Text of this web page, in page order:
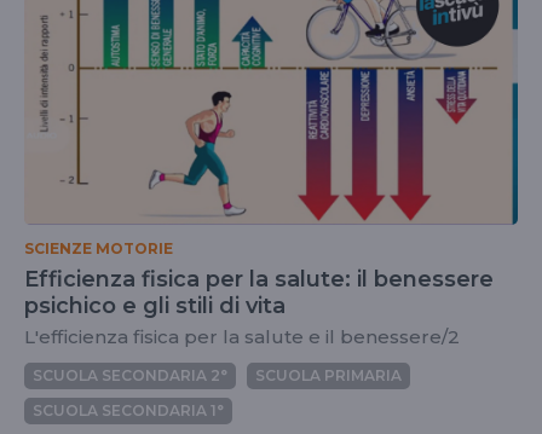
SCIENZE MOTORIE
Efficienza fisica per la salute: il benessere
psichico e gli stili di vita
L'efficienza fisica per la salute e il benessere/2
SCUOLA SECONDARIA 2°
SCUOLA PRIMARIA
SCUOLA SECONDARIA 1°